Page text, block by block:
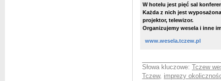
W hotelu jest pięć sal
Każda z nich jest
projektor, telewizor.
Organizujemy wesela i inne
www.wesela.tczew.pl
Słowa kluczowe:
Tczew
Tczew, imprezy